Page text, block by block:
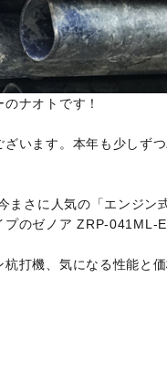
ナオトです！
います。本年も少しず
まさに人気の「エンジン
のゼノア ZRP-041ML-
打機、気になる性能と